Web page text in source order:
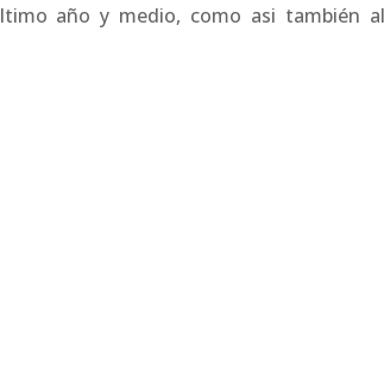
año y medio, como asi también